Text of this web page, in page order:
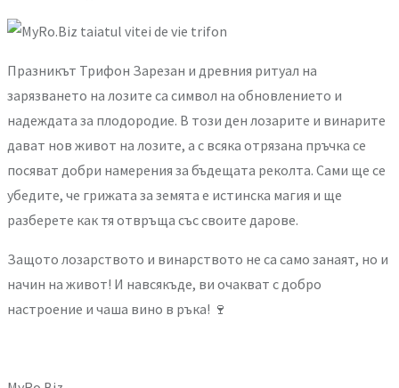
Празникът Трифон Зарезан и древния ритуал на
зарязването на лозите са символ на обновлението и
надеждата за плодородие. В този ден лозарите и винарите
дават нов живот на лозите, а с всяка отрязана пръчка се
посяват добри намерения за бъдещата реколта. Сами ще се
убедите, че грижата за земята е истинска магия и ще
разберете как тя отвръща със своите дарове.
Защото лозарството и винарството не са само занаят, но и
начин на живот! И навсякъде, ви очакват с добро
настроение и чаша вино в ръка! 🍷